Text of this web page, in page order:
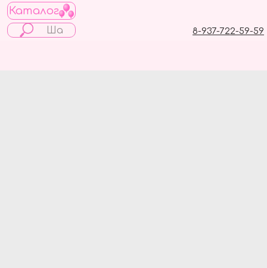
Каталог
8-937-722-59-59